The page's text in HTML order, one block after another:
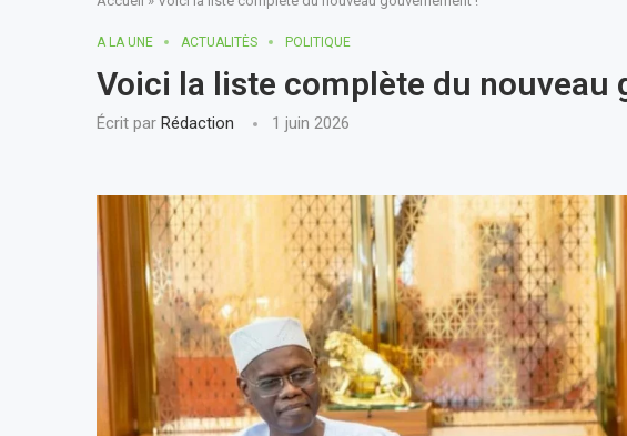
A LA UNE ACTUALITÈS POLITIQUE
Voici la liste complète du nouveau
Écrit par Rédaction 1 juin 2026